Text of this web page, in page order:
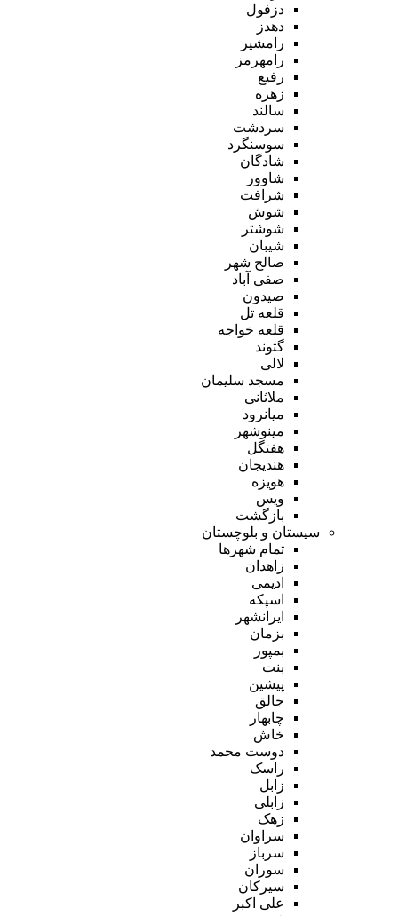
دزفول
دهدز
رامشیر
رامهرمز
رفیع
زهره
سالند
سردشت
سوسنگرد
شادگان
شاوور
شرافت
شوش
شوشتر
شیبان
صالح شهر
صفی آباد
صیدون
قلعه تل
قلعه خواجه
گتوند
لالی
مسجد سلیمان
ملاثانی
میانرود
مینوشهر
هفتگل
هندیجان
هویزه
ویس
بازگشت
سیستان و بلوچستان
تمام شهر‌ها
زاهدان
ادیمی
اسپکه
ایرانشهر
بزمان
بمپور
بنت
پیشین
جالق
چابهار
خاش
دوست محمد
راسک
زابل
زابلی
زهک
سراوان
سرباز
سوران
سیرکان
علی اکبر